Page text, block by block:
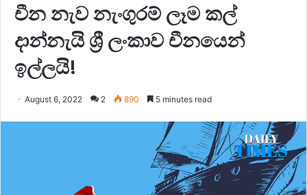
චීන නැව නැංගුරම් ලෑම කල්
දාන්නැයි ශ්‍රී ලංකාව චීනයෙන්
ඉල්ලයි!
August 6, 2022 2 890 5 minutes read